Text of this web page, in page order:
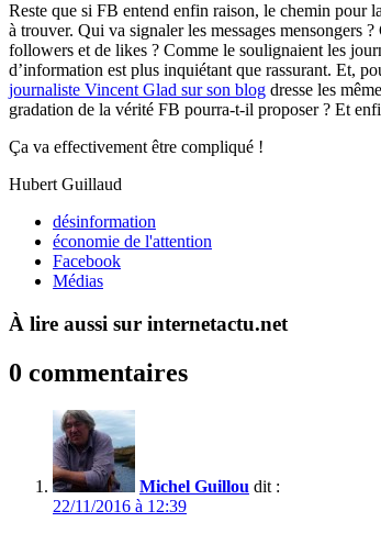
Reste que si FB entend enfin raison, le chemin pour
à trouver. Qui va signaler les messages mensongers
followers et de likes ? Comme le soulignaient les
d’information est plus inquiétant que rassurant. Et,
journaliste Vincent Glad sur son blog dresse les
gradation de la vérité FB pourra-t-il proposer ? Et
Ça va effectivement être compliqué !
Hubert Guillaud
désinformation
économie de l'attention
Facebook
Médias
À lire aussi sur internetactu.net
0 commentaires
Michel Guillou dit :
22/11/2016 à 12:39